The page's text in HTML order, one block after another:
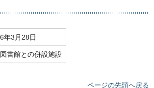
年3月28日
書館との併設施設
ページの先頭へ戻る